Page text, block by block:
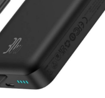
ومانع الاهتزاز
و ملحقاتها
وسوارات اللياقة